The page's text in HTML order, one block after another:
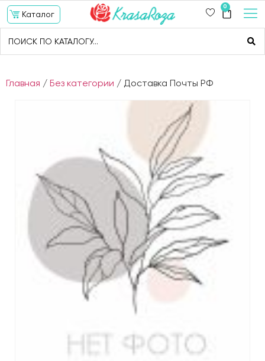
Каталог
0
Главная / Без категории / Доставка Почты РФ